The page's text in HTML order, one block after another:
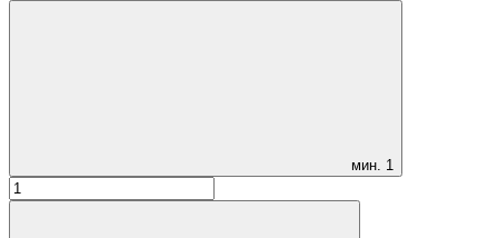
мин. 1